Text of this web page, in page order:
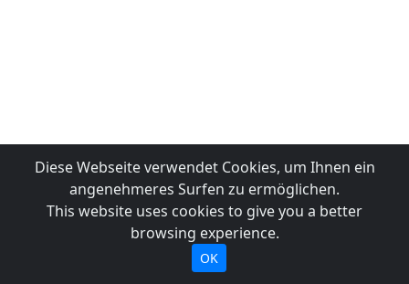
Diese Webseite verwendet Cookies, um Ihnen ein
angenehmeres Surfen zu ermöglichen.
This website uses cookies to give you a better
browsing experience.
OK